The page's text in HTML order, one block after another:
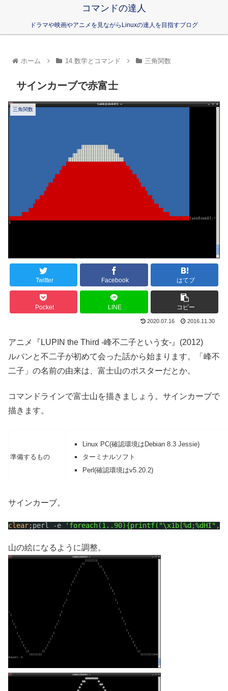
コマンドの達人
ドラマや映画やアニメを見ながらLinuxの達人を目指すブログ
ホーム 14.数学とコマンド 三角関数
サインカーブで赤富士
三角関数
Twitter Facebook はてブ
Pocket LINE コピー
2020.07.16 2016.11.30
アニメ『LUPIN the Third -峰不二子という女-』(2012)
ルパンと不二子が初めて会った話から始まります。「峰不
二子」の名前の由来は、富士山のポスターだとか。
コマンドラインで富士山を描きましょう。サインカーブで
描きます。
準備するもの
Linux PC(確認環境はDebian 8.3 Jessie)
ターミナルソフト
Perl(確認環境はv5.20.2)
サインカーブ。
clear;perl -e
山の絵になるように調整。